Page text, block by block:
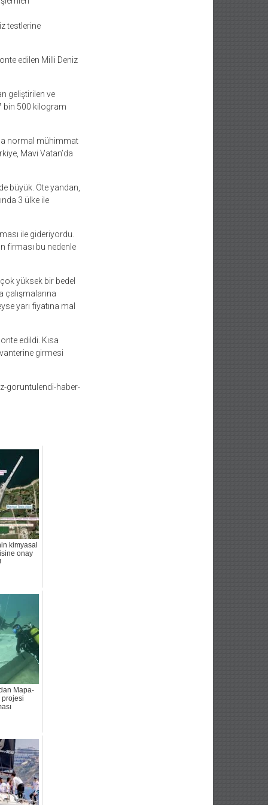
testlerine
edilen Milli Deniz
geliştirilen ve
bin 500 kilogram
normal mühimmat
Mavi Vatan’da
büyük. Öte yandan,
3 ülke ile
ile gideriyordu.
firması bu nedenle
yüksek bir bedel
çalışmalarına
yarı fiyatına mal
edildi. Kısa
girmesi
goruntulendi-haber-
kimyasal
onay
Mapa-
projesi